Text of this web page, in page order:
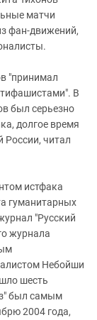
матчи
фан-движений,
"принимал
В
был серьезно
долгое время
России, читал
истфака
гуманитарных
"Русский
журнала
Небойши
шесть
был самым
2004 года,